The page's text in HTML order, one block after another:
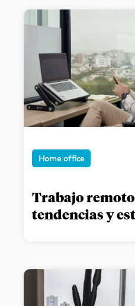
Home office
Trabajo remoto
tendencias y